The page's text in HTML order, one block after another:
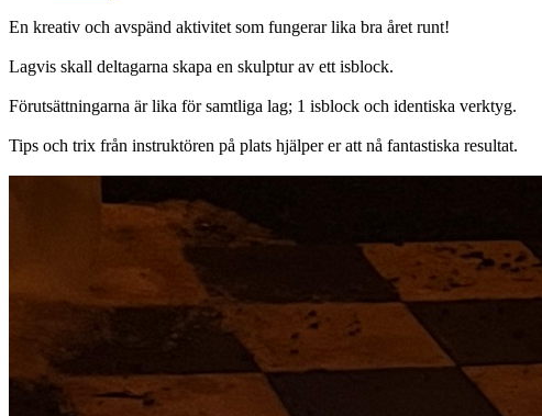
En kreativ och avspänd aktivitet som fungerar lika bra året runt!
Lagvis skall deltagarna skapa en skulptur av ett isblock.
Förutsättningarna är lika för samtliga lag; 1 isblock och identiska verktyg.
Tips och trix från instruktören på plats hjälper er att nå fantastiska resultat.